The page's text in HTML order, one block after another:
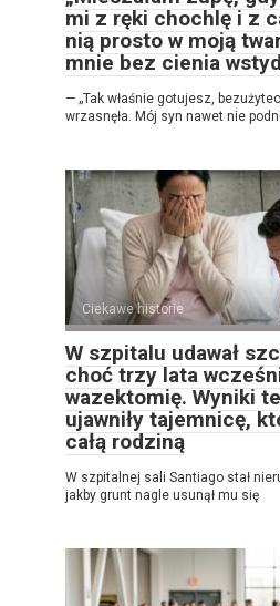
mi z ręki chochlę i z
nią prosto w moją
mnie bez cienia
— „Tak właśnie gotujesz,
wrzasnęła. Mój syn nawet nie
Ciekawe historie
W szpitalu udawał
choć trzy lata
wazektomię. Wyniki
ujawniły tajemnicę,
całą rodziną
W szpitalnej sali Santiago stał
jakby grunt nagle usunął mu się